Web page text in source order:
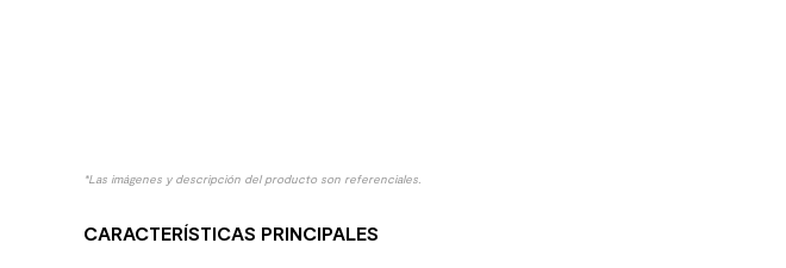
*Las imágenes y descripción del producto son referenciales.
CARACTERÍSTICAS PRINCIPALES